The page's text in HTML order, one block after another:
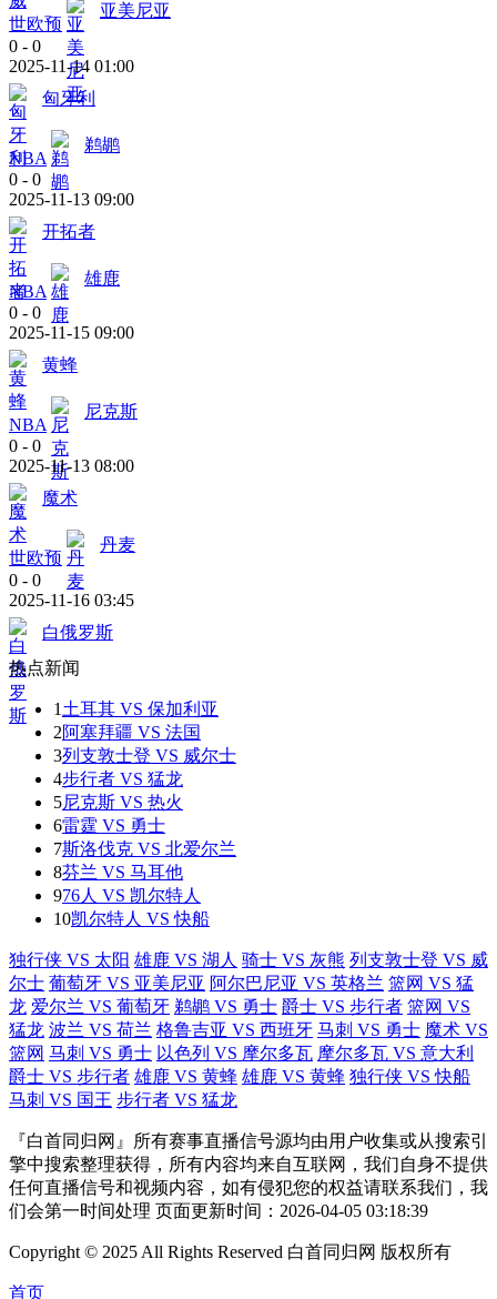
世欧预
亚美尼亚
0 - 0
2025-11-14 01:00
匈牙利
NBA
鹈鹕
0 - 0
2025-11-13 09:00
开拓者
NBA
雄鹿
0 - 0
2025-11-15 09:00
黄蜂
NBA
尼克斯
0 - 0
2025-11-13 08:00
魔术
世欧预
丹麦
0 - 0
2025-11-16 03:45
白俄罗斯
热点新闻
1 土耳其 VS 保加利亚
2阿塞拜疆 VS 法国
3列支敦士登 VS 威尔士
4步行者 VS 猛龙
5尼克斯 VS 热火
6雷霆 VS 勇士
7斯洛伐克 VS 北爱尔兰
8芬兰 VS 马耳他
976人 VS 凯尔特人
10凯尔特人 VS 快船
独行侠 VS 太阳 雄鹿 VS 湖人 骑士 VS 灰熊 列支敦士登 VS 威
尔士 葡萄牙 VS 亚美尼亚 阿尔巴尼亚 VS 英格兰 篮网 VS 猛
龙 爱尔兰 VS 葡萄牙 鹈鹕 VS 勇士 爵士 VS 步行者 篮网 VS
猛龙 波兰 VS 荷兰 格鲁吉亚 VS 西班牙 马刺 VS 勇士 魔术 VS
篮网 马刺 VS 勇士 以色列 VS 摩尔多瓦 摩尔多瓦 VS 意大利
爵士 VS 步行者 雄鹿 VS 黄蜂 雄鹿 VS 黄蜂 独行侠 VS 快船
马刺 VS 国王 步行者 VS 猛龙
『白首同归网』所有赛事直播信号源均由用户收集或从搜索引
擎中搜索整理获得，所有内容均来自互联网，我们自身不提供
任何直播信号和视频内容，如有侵犯您的权益请联系我们，我
们会第一时间处理 页面更新时间：2026-04-05 03:18:39
Copyright © 2025 All Rights Reserved 白首同归网 版权所有
首页